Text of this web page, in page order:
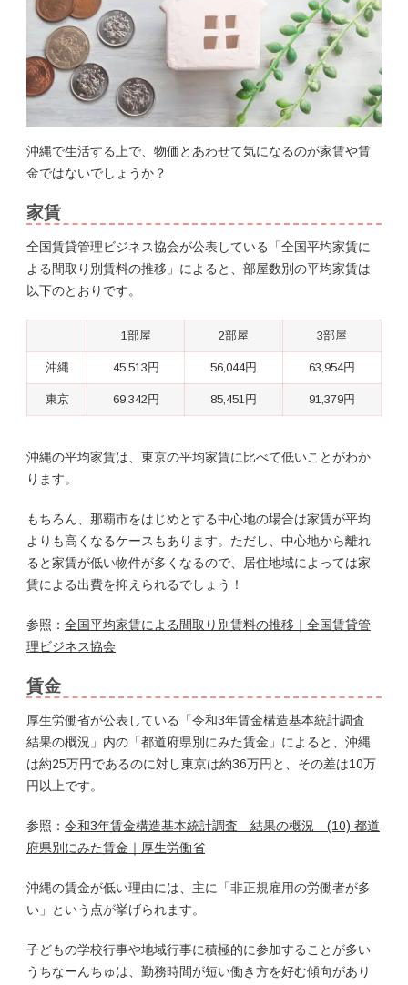
沖縄で生活する上で、物価とあわせて気になるのが家賃や賃
金ではないでしょうか？
家賃
全国賃貸管理ビジネス協会が公表している「全国平均家賃に
よる間取り別賃料の推移」によると、部屋数別の平均家賃は
以下のとおりです。
1部屋 2部屋 3部屋
沖縄 45,513円 56,044円 63,954円
東京 69,342円 85,451円 91,379円
沖縄の平均家賃は、東京の平均家賃に比べて低いことがわか
ります。
もちろん、那覇市をはじめとする中心地の場合は家賃が平均
よりも高くなるケースもあります。ただし、中心地から離れ
ると家賃が低い物件が多くなるので、居住地域によっては家
賃による出費を抑えられるでしょう！
参照： 全国平均家賃による間取り別賃料の推移｜全国賃貸管
理ビジネス協会
賃金
厚生労働省が公表している「令和3年賃金構造基本統計調査
結果の概況」内の「都道府県別にみた賃金」によると、沖縄
は約25万円であるのに対し東京は約36万円と、その差は10万
円以上です。
参照： 令和3年賃金構造基本統計調査 結果の概況 (10) 都道
府県別にみた賃金｜厚生労働省
沖縄の賃金が低い理由には、主に「非正規雇用の労働者が多
い」という点が挙げられます。
子どもの学校行事や地域行事に積極的に参加することが多い
うちなーんちゅは、勤務時間が短い働き方を好む傾向があり